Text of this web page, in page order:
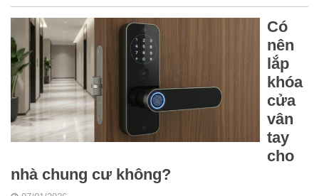
Có
nên
lắp
khóa
cửa
vân
tay
cho
nhà chung cư không?